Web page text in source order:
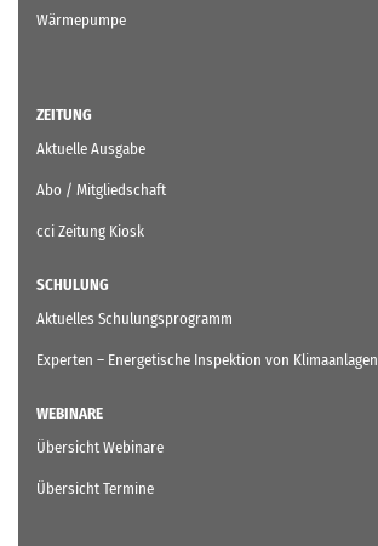
Wärmepumpe
ZEITUNG
Aktuelle Ausgabe
Abo / Mitgliedschaft
cci Zeitung Kiosk
SCHULUNG
Aktuelles Schulungsprogramm
Experten – Energetische Inspektion von Klimaanlagen
WEBINARE
Übersicht Webinare
Übersicht Termine